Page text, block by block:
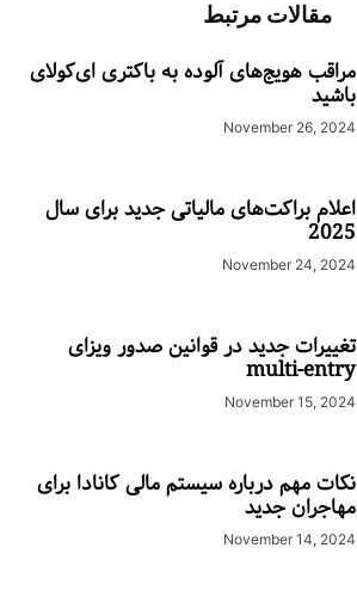
مقالات مرتبط
مراقب هویج‌های آلوده به باکتری ای‌کولای
باشید
November 26, 2024
اعلام براکت‌های مالیاتی جدید برای سال
2025
November 24, 2024
تغییرات جدید در قوانین صدور ویزای
multi-entry
November 15, 2024
نکات مهم درباره سیستم مالی کانادا برای
مهاجران جدید
November 14, 2024